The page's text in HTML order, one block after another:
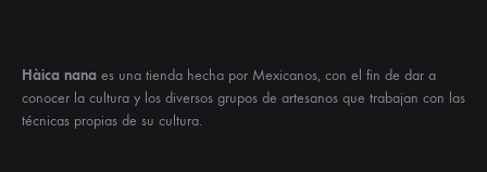
Hàica nana es una tienda hecha por Mexicanos, con el fin de dar a
conocer la cultura y los diversos grupos de artesanos que trabajan con las
técnicas propias de su cultura.